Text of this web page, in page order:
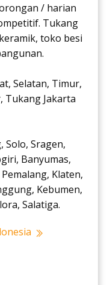
/ harian
Tukang
toko besi
Selatan, Timur,
Tukang Jakarta
Solo, Sragen,
Banyumas,
Klaten,
Kebumen,
Salatiga.